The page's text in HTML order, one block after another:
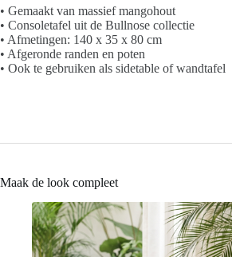
• Gemaakt van massief mangohout
• Consoletafel uit de Bullnose collectie
• Afmetingen: 140 x 35 x 80 cm
• Afgeronde randen en poten
• Ook te gebruiken als sidetable of wandtafel
Maak de look compleet